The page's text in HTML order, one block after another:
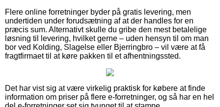
Flere online forretninger byder på gratis levering, men
undertiden under forudsætning af at der handles for en
præcis sum. Alternativt skulle du gribe den mest betalelige
løsning til levering, hvilket gerne – uden hensyn til om man
bor ved Kolding, Slagelse eller Bjerringbro – vil være at få
fragtfirmaet til at køre pakken til et afhentningssted.
Det har vist sig at være virkelig praktisk for købere at finde
information om priser på flere e-forretninger, og så har en hel